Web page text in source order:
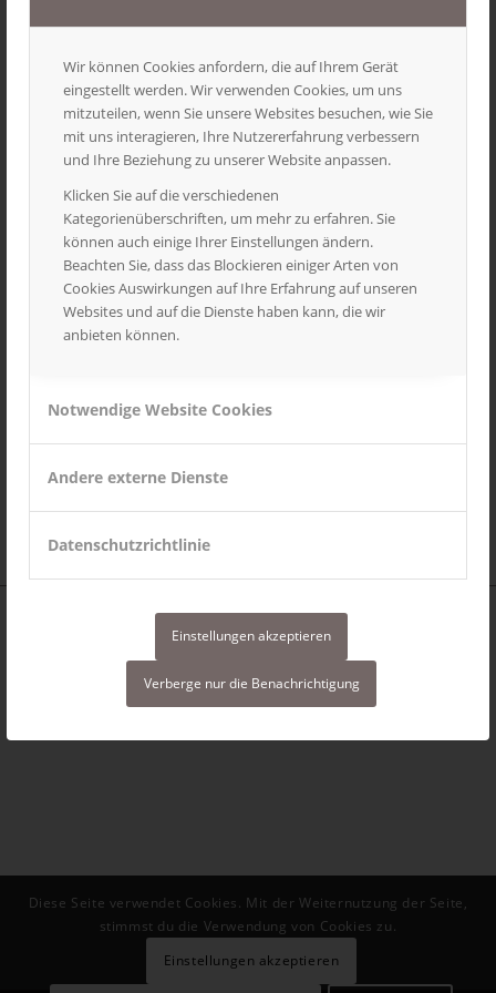
Wir können Cookies anfordern, die auf Ihrem Gerät
eingestellt werden. Wir verwenden Cookies, um uns
mitzuteilen, wenn Sie unsere Websites besuchen, wie Sie
mit uns interagieren, Ihre Nutzererfahrung verbessern
und Ihre Beziehung zu unserer Website anpassen.
Klicken Sie auf die verschiedenen
Kategorienüberschriften, um mehr zu erfahren. Sie
können auch einige Ihrer Einstellungen ändern.
Beachten Sie, dass das Blockieren einiger Arten von
Cookies Auswirkungen auf Ihre Erfahrung auf unseren
Websites und auf die Dienste haben kann, die wir
anbieten können.
Notwendige Website Cookies
Andere externe Dienste
Datenschutzrichtlinie
Einstellungen akzeptieren
Verberge nur die Benachrichtigung
Änderungen, wie:
nicht aktives Mitglied
aktives Mitglied
Kündigung der Mitgliedschaft
30. September
schriftlich beim Kassenwart
eingereicht werden.
Die Jahresbeiträge im Einzelnen ergeben sich aus folgender
Tabelle
Passive Mitglieder
Familien
Diese Seite verwendet Cookies. Mit der Weiternutzung der Seite,
stimmst du die Verwendung von Cookies zu.
Einstellungen akzeptieren